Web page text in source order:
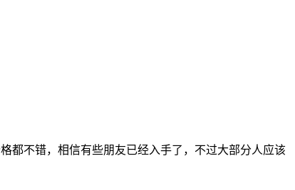
都不错，相信有些朋友已经入手了，不过大部分人应该